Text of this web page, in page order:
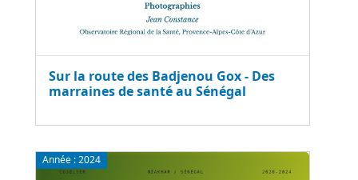
Sur la route des Badjenou Gox - Des
marraines de santé au Sénégal
Année :2024